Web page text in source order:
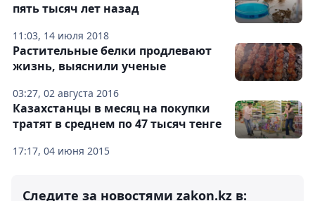
11:03, 14 июля 2018
пять тысяч лет назад
03:27, 02 августа 2016
Растительные белки продлевают
жизнь, выяснили ученые
17:17, 04 июня 2015
Казахстанцы в месяц на покупки
тратят в среднем по 47 тысяч тенге
Следите за новостями zakon.kz в: